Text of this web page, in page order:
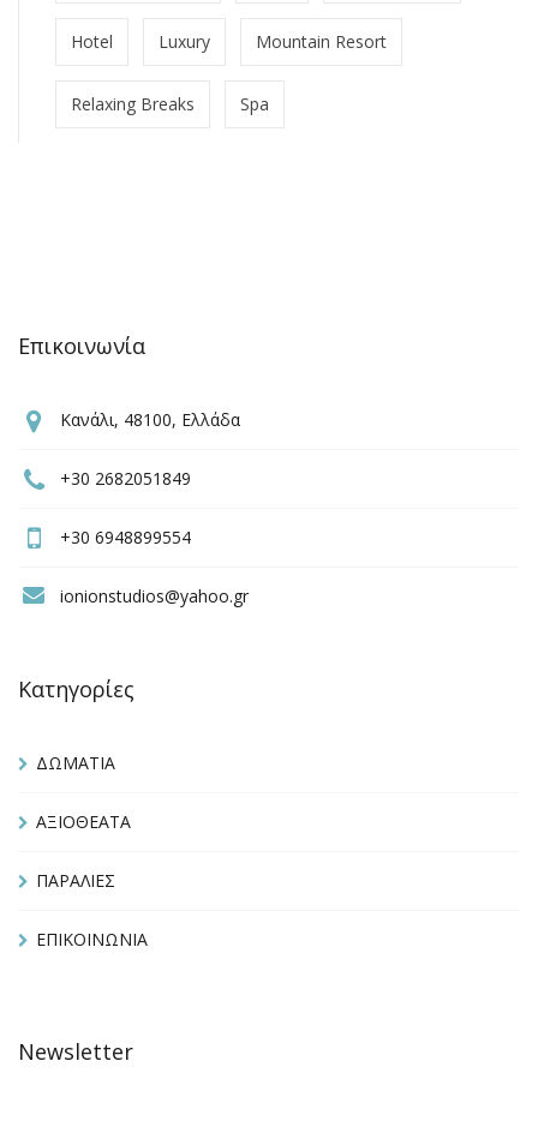
Hotel Luxury Mountain Resort
Relaxing Breaks Spa
Επικοινωνία
Κανάλι, 48100, Ελλάδα
+30 2682051849
+30 6948899554
ionionstudios@yahoo.gr
Κατηγορίες
ΔΩΜΑΤΙΑ
ΑΞΙΟΘΕΑΤΑ
ΠΑΡΑΛΙΕΣ
ΕΠΙΚΟΙΝΩΝΙΑ
Newsletter